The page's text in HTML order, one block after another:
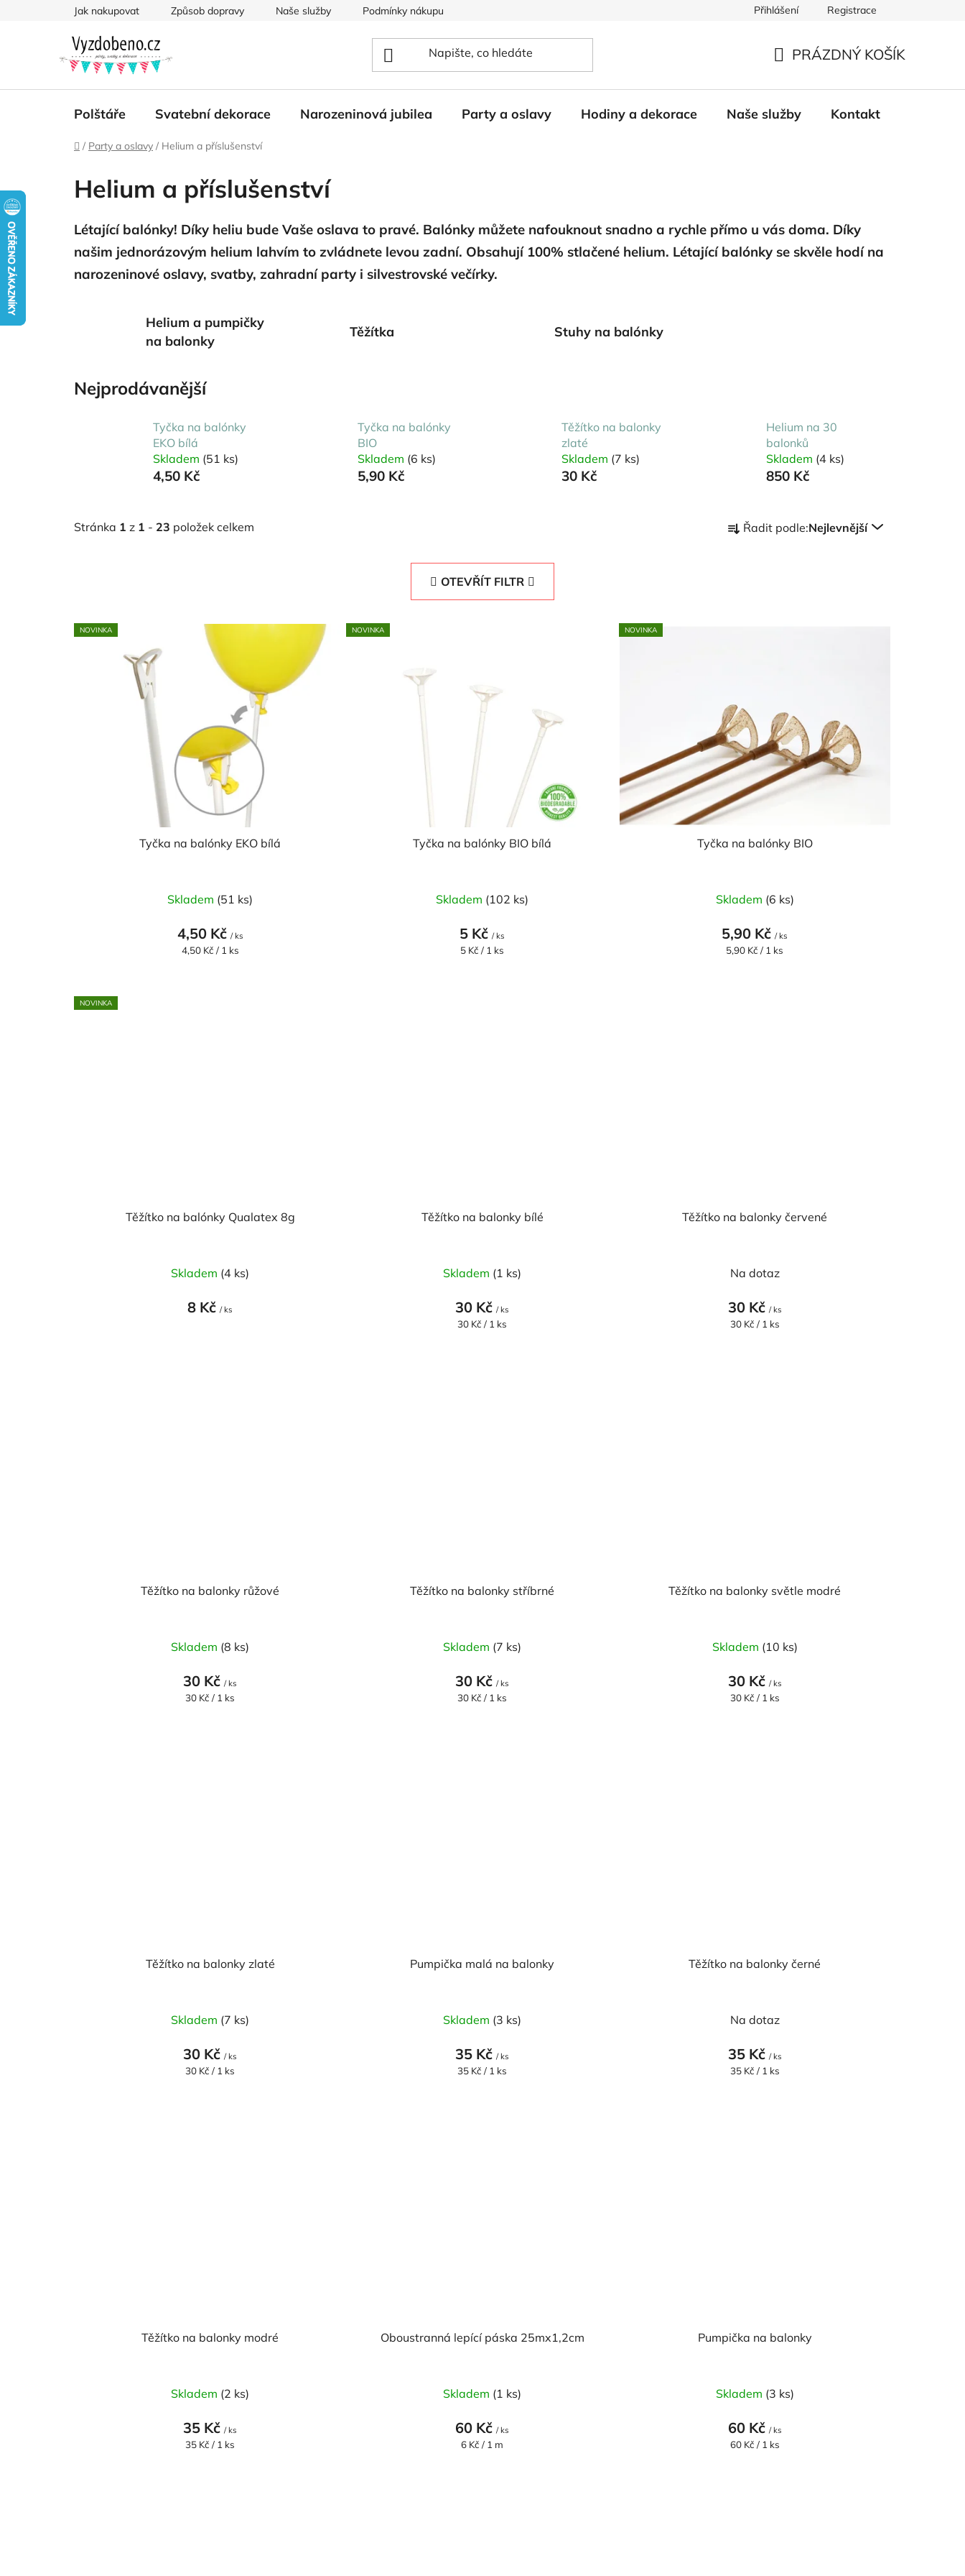
Jak nakupovat Způsob dopravy Naše služby Podmínky nákupu Přihlášení Registrace
KOŠÍK
PRÁZDNÝ KOŠÍK
Polštáře Svatební dekorace Narozeninová jubilea Party a oslavy Hodiny a dekorace Naše služby Kontakt
Domů
/ Party a oslavy / Helium a příslušenství
Helium a příslušenství
Létající balónky! Díky heliu bude Vaše oslava to pravé. Balónky můžete nafouknout snadno a rychle přímo u vás doma. Díky
našim jednorázovým helium lahvím to zvládnete levou zadní. Obsahují 100% stlačené helium. Létající balónky se skvěle hodí na
narozeninové oslavy, svatby, zahradní party i silvestrovské večírky.
Helium a pumpičky
na balonky
Těžítka Stuhy na balónky
Nejprodávanější
Tyčka na balónky
EKO bílá
Skladem (51 ks)
4,50 Kč
Tyčka na balónky
BIO
Skladem (6 ks)
5,90 Kč
Těžítko na balonky
zlaté
Skladem (7 ks)
30 Kč
Helium na 30
balonků
Skladem (4 ks)
850 Kč
Stránka 1 z 1 - 23 položek celkem
a
u
k
t
ů
Řadit podle:Nejlevnější
OTEVŘÍT FILTR
V
ý
NOVINKA
Tyčka na balónky EKO bílá
Skladem (51 ks)
4,50 Kč / ks
Měrná
4,50 Kč / 1 ks
NOVINKA
Tyčka na balónky BIO bílá
Skladem (102 ks)
5 Kč/ ks
Měrná
5 Kč / 1 ks
NOVINKA
Tyčka na balónky BIO
hodnocení
produktu
je
Skladem (6 ks)
5,90 Kč/ ks
Měrná
5,90 Kč / 1 ks
NOVINKA
Těžítko na balónky Qualatex 8g
Skladem (4 ks)
8 Kč/ ks
Těžítko na balonky bílé
Skladem (1 ks)
30 Kč/ ks
Měrná
30 Kč / 1 ks
Těžítko na balonky červené
Na dotaz
30 Kč / ks
Měrná
30 Kč / 1 ks
Těžítko na balonky růžové
Skladem (8 ks)
30 Kč/ ks
Měrná
30 Kč / 1 ks
Těžítko na balonky stříbrné
Skladem (7 ks)
30 Kč/ ks
Měrná
30 Kč / 1 ks
Těžítko na balonky světle modré
Skladem (10 ks)
30 Kč / ks
Měrná
30 Kč / 1 ks
Těžítko na balonky zlaté
Skladem (7 ks)
30 Kč/ ks
Měrná
30 Kč / 1 ks
Pumpička malá na balonky
Skladem (3 ks)
35 Kč/ ks
Měrná
35 Kč / 1 ks
Těžítko na balonky černé
Na dotaz
35 Kč / ks
Měrná
35 Kč / 1 ks
Těžítko na balonky modré
Skladem (2 ks)
35 Kč/ ks
Měrná
35 Kč / 1 ks
Oboustranná lepící páska 25mx1,2cm
Skladem (1 ks)
60 Kč/ ks
Měrná
6 Kč / 1 m
Pumpička na balonky
Skladem (3 ks)
60 Kč / ks
Měrná
60 Kč / 1 ks